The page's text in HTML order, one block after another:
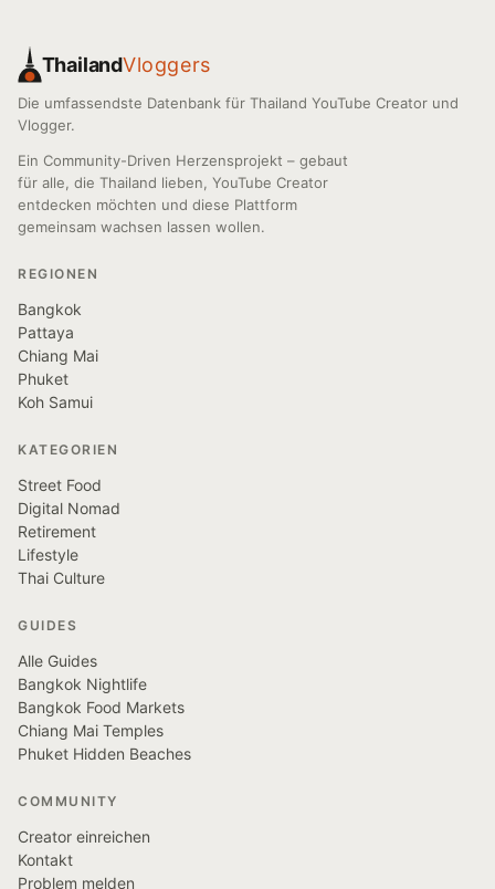
ThailandVloggers
Die umfassendste Datenbank für Thailand YouTube Creator und
Vlogger.
Ein Community-Driven Herzensprojekt – gebaut
für alle, die Thailand lieben, YouTube Creator
entdecken möchten und diese Plattform
gemeinsam wachsen lassen wollen.
REGIONEN
Bangkok
Pattaya
Chiang Mai
Phuket
Koh Samui
KATEGORIEN
Street Food
Digital Nomad
Retirement
Lifestyle
Thai Culture
GUIDES
Alle Guides
Bangkok Nightlife
Bangkok Food Markets
Chiang Mai Temples
Phuket Hidden Beaches
COMMUNITY
Creator einreichen
Kontakt
Problem melden